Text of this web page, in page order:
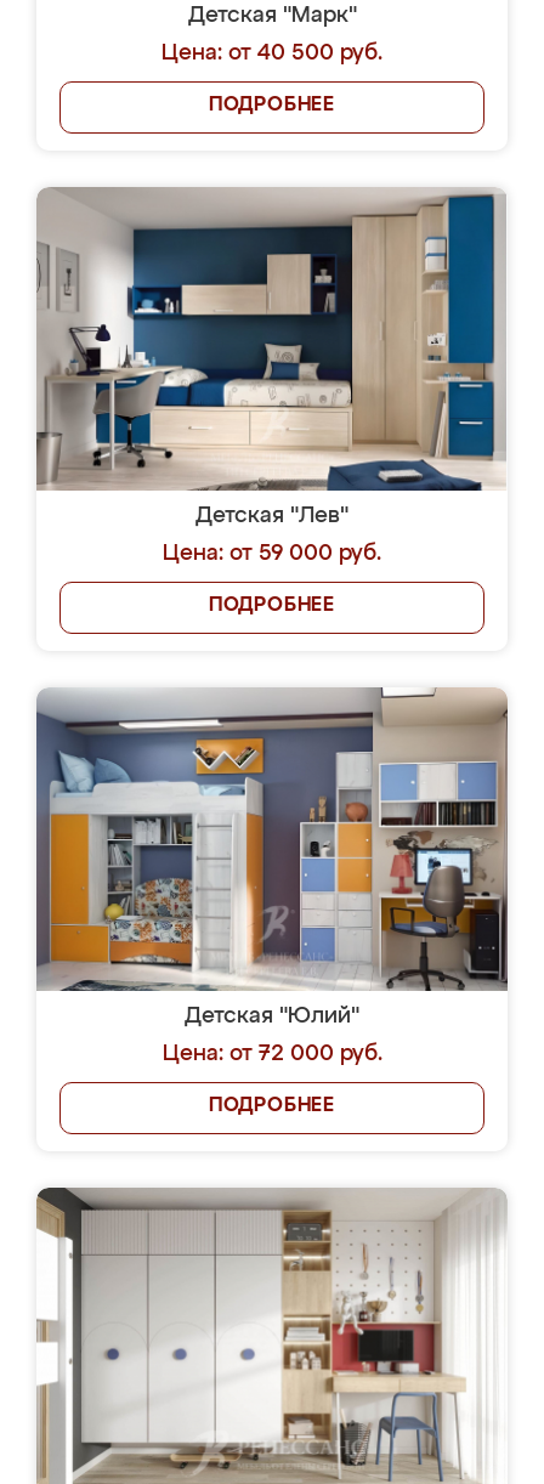
Детская "Марк"
Цена: от 40 500 руб.
ПОДРОБНЕЕ
Детская "Лев"
Цена: от 59 000 руб.
ПОДРОБНЕЕ
Детская "Юлий"
Цена: от 72 000 руб.
ПОДРОБНЕЕ